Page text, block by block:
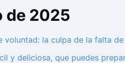
de 2025
voluntad: la culpa de la falta
y deliciosa, que puedes